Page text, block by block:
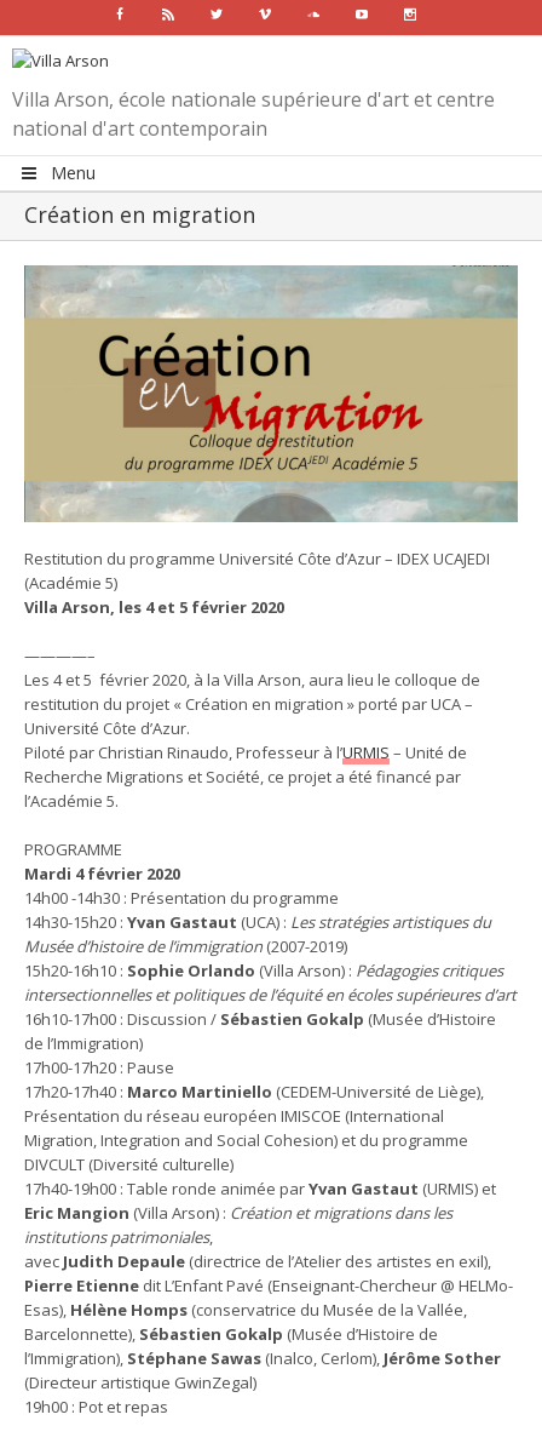
Facebook Rss Twitter Vimeo SoundcloudYoutube
Villa Arson, école nationale supérieure d'art et centre
national d'art contemporain
Menu
Création en migration
View
Larger
Image
Restitution du programme Université Côte d’Azur – IDEX UCAJEDI
(Académie 5)
Villa Arson, les 4 et 5 février 2020
————–
Les 4 et 5 février 2020, à la Villa Arson, aura lieu le colloque de
restitution du projet « Création en migration » porté par UCA –
Université Côte d’Azur.
Piloté par Christian Rinaudo, Professeur à l’URMIS – Unité de
Recherche Migrations et Société, ce projet a été financé par
l’Académie 5.
PROGRAMME
Mardi 4 février 2020
14h00 -14h30 : Présentation du programme
14h30-15h20 : Yvan Gastaut (UCA) : Les stratégies artistiques du
Musée d’histoire de l’immigration (2007-2019)
15h20-16h10 : Sophie Orlando (Villa Arson) : Pédagogies critiques
intersectionnelles et politiques de l’équité en écoles supérieures d’art
16h10-17h00 : Discussion / Sébastien Gokalp (Musée d’Histoire
de l’Immigration)
17h00-17h20 : Pause
17h20-17h40 : Marco Martiniello (CEDEM-Université de Liège),
Présentation du réseau européen IMISCOE (International
Migration, Integration and Social Cohesion) et du programme
DIVCULT (Diversité culturelle)
17h40-19h00 : Table ronde animée parYvan Gastaut (URMIS) et
Eric Mangion (Villa Arson) : Création et migrations dans les
institutions patrimoniales,
avec Judith Depaule (directrice de l’Atelier des artistes en exil),
Pierre Etienne dit L’Enfant Pavé (Enseignant-Chercheur @ HELMo-
Esas), Hélène Homps (conservatrice du Musée de la Vallée,
Barcelonnette), Sébastien Gokalp (Musée d’Histoire de
l’Immigration), Stéphane Sawas (Inalco, Cerlom), Jérôme Sother
(Directeur artistique GwinZegal)
19h00 : Pot et repas